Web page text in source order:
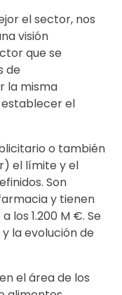
el sector, nos
visión
que se
de
la misma
el
o también
el límite y el
Son
y tienen
los 1.200 M €. Se
la evolución de
el área de los